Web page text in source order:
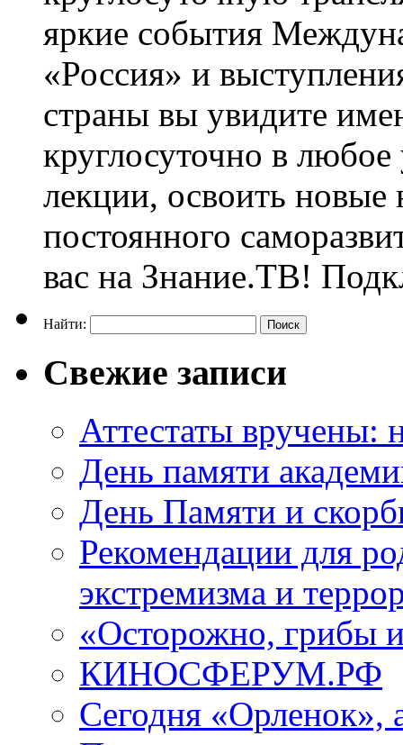
яркие события
«Россия» и
страны вы увидите
круглосуточно в
лекции, освоить
постоянного
вас на Знание.ТВ!
Найти:
Свежие записи
Аттестаты вручены:
День памяти
День Памяти и
Рекомендации для
экстремизма и
«Осторожно, грибы
КИНОСФЕРУМ.РФ
Сегодня «Орленок»,